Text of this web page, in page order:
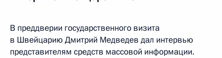
В преддверии государственного визита
в Швейцарию Дмитрий Медведев дал интервью
представителям средств массовой информации.